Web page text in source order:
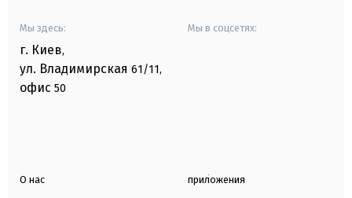
Мы здесь:
г. Киев,
ул. Владимирская 61/11,
офис 50
Мы в соцсетях:
О нас приложения